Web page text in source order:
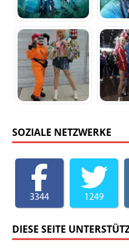
SOZIALE NETZWERKE
3344 1249
DIESE SEITE